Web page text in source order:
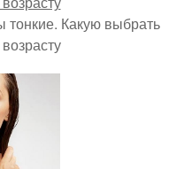
Какую выбрать